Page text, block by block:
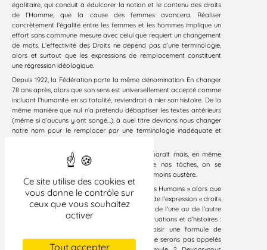
Ce site utilise des cookies et
vous donne le contrôle sur
ceux que vous souhaitez
activer
Tout accepter
égalitaire, qui conduit à édulcorer la notion et le contenu des droits
de l’Homme, que la cause des femmes avancera. Réaliser
concrètement l’égalité entre les femmes et les hommes implique un
effort sans commune mesure avec celui que requiert un changement
de mots. L’effectivité des Droits ne dépend pas d’une terminologie,
alors et surtout que les expressions de remplacement constituent
une régression idéologique.
Depuis 1922, la Fédération porte la même dénomination. En changer
78 ans après, alors que son sens est universellement accepté comme
incluant l’humanité en sa totalité, reviendrait à nier son histoire. De la
même manière que nul n’a prétendu débaptiser les textes antérieurs
(même si d’aucuns y ont songé…), à quel titre devrions nous changer
notre nom pour le remplacer par une terminologie inadéquate et
Et puis dans ce débat plus sérieux qu’il n’y paraît mais, en même
temps, assez disproportionné au regard de nos tâches, on se
permettra, en guise de conclusions, une image moins austère.
Au Québec, la Ligue use de l’expression « droits Humains » alors que
d’autres, y compris les pouvoirs publics, usent de l’expression « droits
de la Personne », à travers le monde l’usage de l’une ou de l’autre
des expressions est aussi divers qu’il y a de situations et d’histoires :
en vertu de quel critère devrions-nous choisir une formule de
remplacement ? Qui peut certifier que nous ne serons pas appelés